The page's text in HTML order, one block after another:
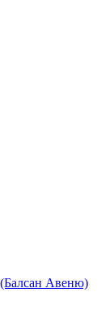
(Балсан Авеню)